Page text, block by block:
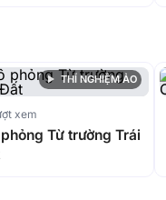
THÍ NGHIỆM ẢO
xem
Từ trường Trái